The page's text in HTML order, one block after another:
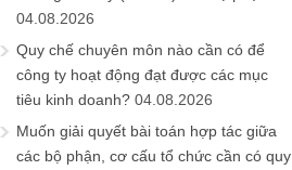
04.08.2026
Quy chế chuyên môn nào cần có để
công ty hoạt động đạt được các mục
tiêu kinh doanh? 04.08.2026
Muốn giải quyết bài toán hợp tác giữa
các bộ phận, cơ cấu tổ chức cần có quy